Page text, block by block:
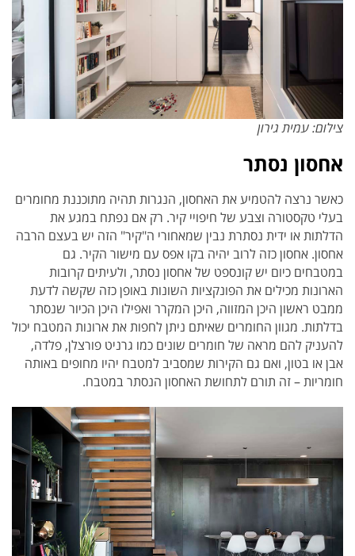
צילום: עמית גירון
אחסון נסתר
כאשר נרצה להטמיע את האחסון, הנגרות תהיה מתוכננת מחומרים
בעלי טקסטורה וצבע של חיפויי קיר. רק אם נפתח במגע את
הדלתות או ידית נסתרת נבין שמאחורי ה"קיר" הזה יש בעצם הרבה
אחסון. אחסון כזה לרוב יהיה בקו אפס עם מישור הקיר. גם
במטבחים כיום יש קונספט של אחסון נסתר, ולעיתים קרובות
הארונות מכילים את הפונקציות השונות באופן כזה שקשה לדעת
ממבט ראשון היכן המזווה, היכן המקרר ואפילו היכן הכיור שנסתר
בדלתות. מגוון החומרים שאיתם ניתן לחפות את ארונות המטבח יכול
להעניק להם מראה של חומרים שונים כמו גרניט פורצלן, פלדה,
אבן או בטון, ואם גם הקירות שמסביב למטבח יהיו מחופים באותה
חומריות – זה תורם לתחושת האחסון הנסתר במטבח.